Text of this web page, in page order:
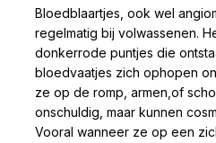
Bloedblaartjes, ook wel
regelmatig bij volwassenen.
donkerrode puntjes die
bloedvaatjes zich ophopen
ze op de romp, armen,of
onschuldig, maar kunnen
Vooral wanneer ze op een